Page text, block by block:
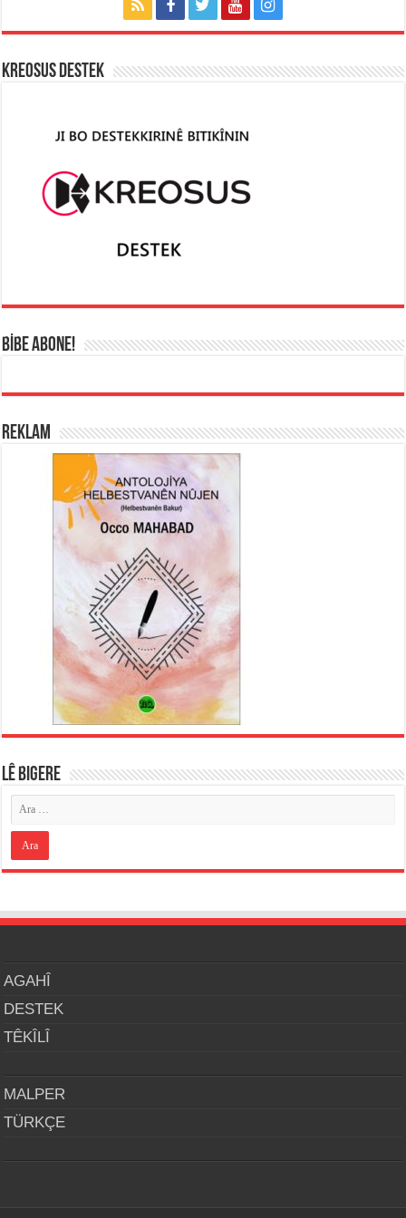
KREOSUS DESTEK
BİBE ABONE!
REKLAM
LÊ BIGERE
AGAHÎ
DESTEK
TÊKÎLÎ
MALPER
TÜRKÇE